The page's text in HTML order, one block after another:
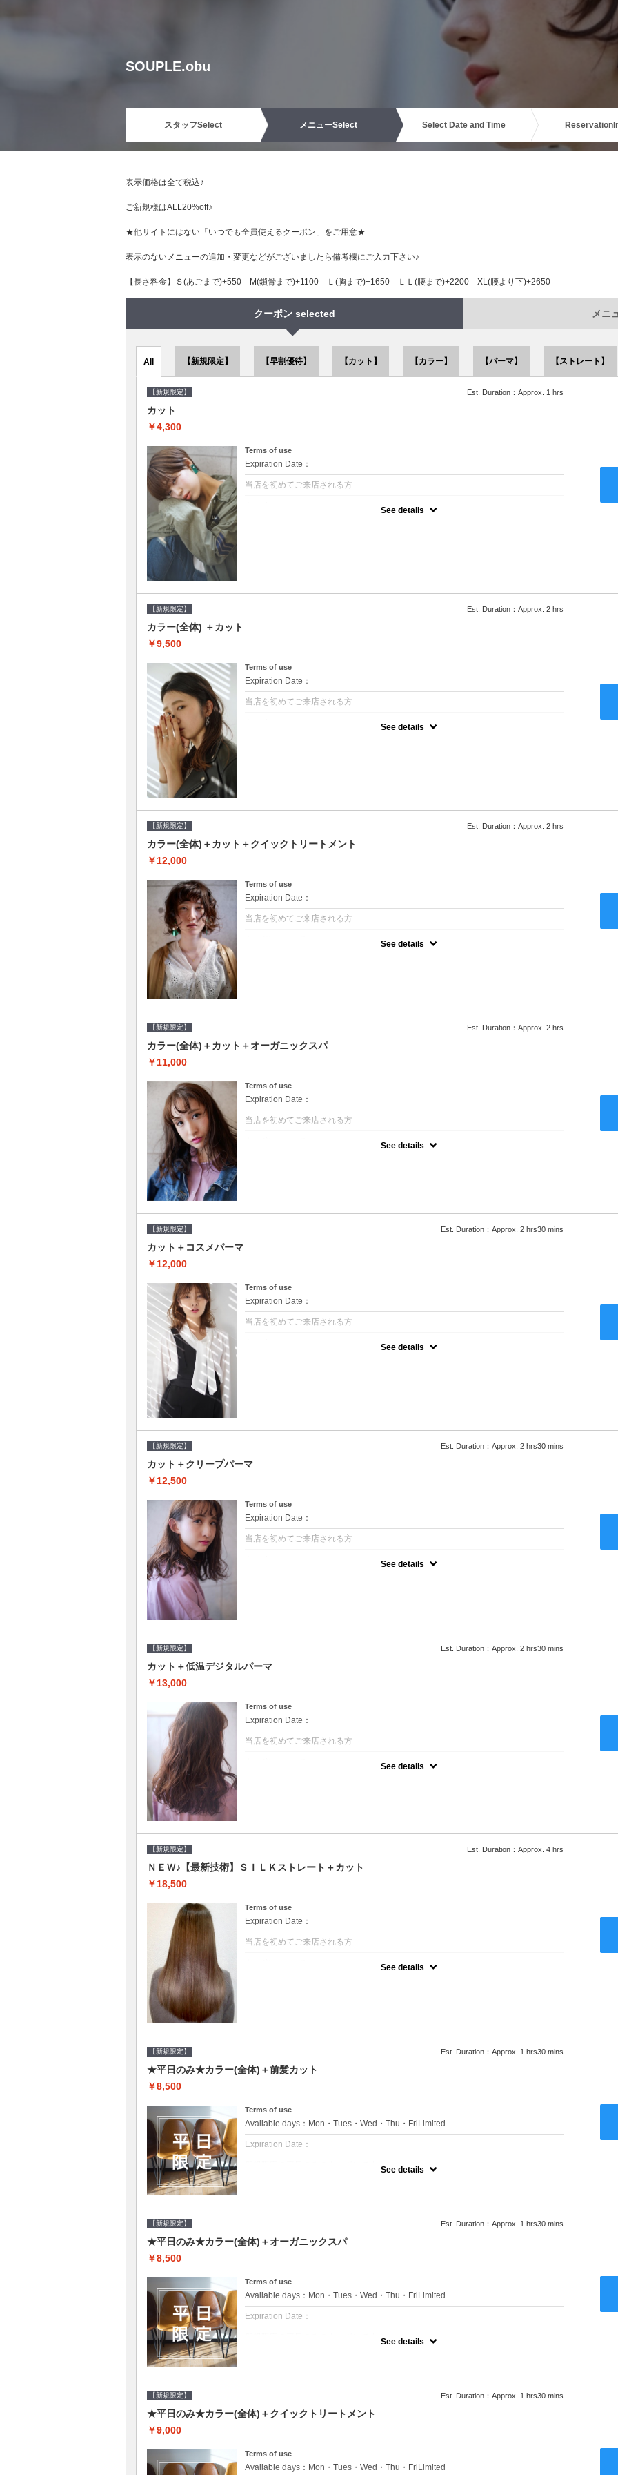
SOUPLE.obu
スタッフSelect メニューSelect Select Date and Time Reservation
表示価格は全て税込♪
ご新規様はALL20%off♪
★他サイトにはない「いつでも全員使えるクーポン」をご用意★
表示のないメニューの追加・変更などがございましたら備考欄にご入力下さい♪
【長さ料金】Ｓ(あごまで)+550 М(鎖骨まで)+1100 Ｌ(胸まで)+1650 ＬＬ(腰まで)+2200 XL(腰より下)+2650
クーポン selected メニ
All 【新規限定】 【早割優待】 【カット】 【カラー】 【パーマ】 【ストレート】
【新規限定】 Est. Duration：Approx. 1 hrs
カット
￥4,300
Terms of use
Expiration Date：
当店を初めてご来店される方
See details
【新規限定】 Est. Duration：Approx. 2 hrs
カラー(全体) ＋カット
￥9,500
Terms of use
Expiration Date：
当店を初めてご来店される方
See details
【新規限定】 Est. Duration：Approx. 2 hrs
カラー(全体)＋カット＋クイックトリートメント
￥12,000
Terms of use
Expiration Date：
当店を初めてご来店される方
See details
【新規限定】 Est. Duration：Approx. 2 hrs
カラー(全体)＋カット＋オーガニックスパ
￥11,000
Terms of use
Expiration Date：
当店を初めてご来店される方
See details
【新規限定】 Est. Duration：Approx. 2 hrs30 mins
カット＋コスメパーマ
￥12,000
Terms of use
Expiration Date：
当店を初めてご来店される方
See details
【新規限定】 Est. Duration：Approx. 2 hrs30 mins
カット＋クリープパーマ
￥12,500
Terms of use
Expiration Date：
当店を初めてご来店される方
See details
【新規限定】 Est. Duration：Approx. 2 hrs30 mins
カット＋低温デジタルパーマ
￥13,000
Terms of use
Expiration Date：
当店を初めてご来店される方
See details
【新規限定】 Est. Duration：Approx. 4 hrs
ＮＥＷ♪【最新技術】ＳＩＬＫストレート＋カット
￥18,500
Terms of use
Expiration Date：
当店を初めてご来店される方
See details
【新規限定】 Est. Duration：Approx. 1 hrs30 mins
★平日のみ★カラー(全体)＋前髪カット
￥8,500
Terms of use
Available days：Mon・Tues・Wed・Thu・FriLimited
Expiration Date：
新規限定の平日のみのクーポンです★
をご提案させて頂きます●選べるシャンプー付き●次回以降は早期割引で10～20%off
See details
【新規限定】 Est. Duration：Approx. 1 hrs30 mins
★平日のみ★カラー(全体)＋オーガニックスパ
￥8,500
Terms of use
Available days：Mon・Tues・Wed・Thu・FriLimited
Expiration Date：
新規限定の平日のみのクーポンです★
をご提案させて頂きます●選べるシャンプー付き●次回以降は早期割引で10～20%off
See details
【新規限定】 Est. Duration：Approx. 1 hrs30 mins
★平日のみ★カラー(全体)＋クイックトリートメント
￥9,000
Terms of use
Available days：Mon・Tues・Wed・Thu・FriLimited